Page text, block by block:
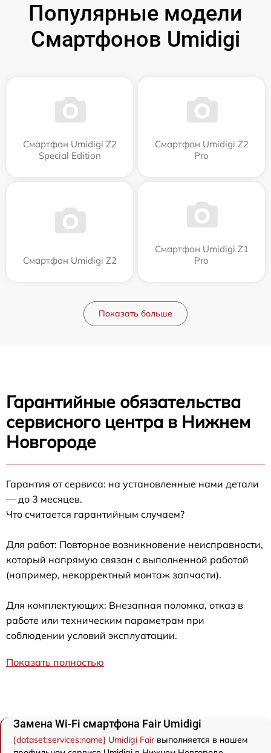
Популярные модели
Смартфонов Umidigi
Смартфон Umidigi Z2
Special Edition
Смартфон Umidigi Z2
Pro
Смартфон Umidigi Z2
Смартфон Umidigi Z1
Pro
Показать больше
Гарантийные обязательства
сервисного центра в Нижнем
Новгороде
Гарантия от сервиса: на установленные нами детали
— до 3 месяцев.
Что считается гарантийным случаем?
Для работ: Повторное возникновение неисправности,
который напрямую связан с выполненной работой
(например, некорректный монтаж запчасти).
Для комплектующих: Внезапная поломка, отказ в
работе или техническим параметрам при
соблюдении условий эксплуатации.
Показать полностью
Замена Wi-Fi смартфона Fair Umidigi
[dataset:services:name] Umidigi Fairвыполняется в нашем